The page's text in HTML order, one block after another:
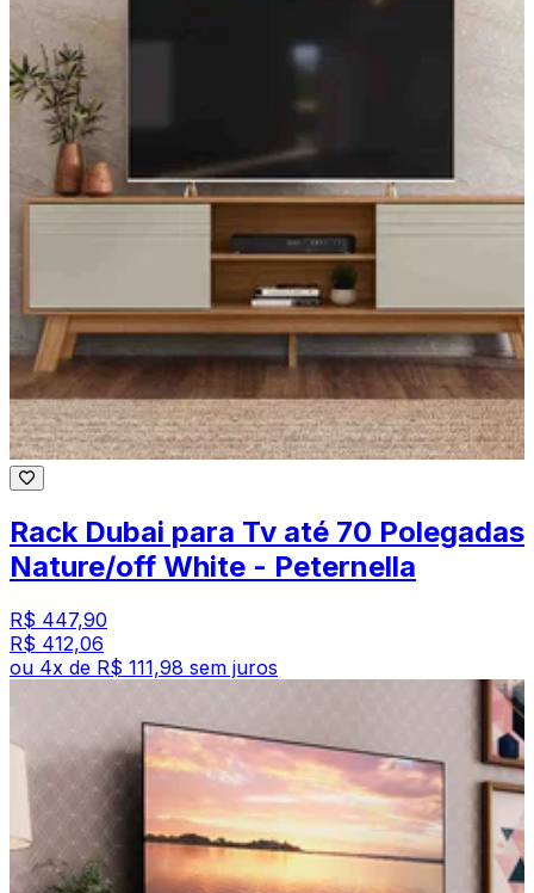
Rack Dubai para Tv até 70 Polegadas
Nature/off White - Peternella
R$ 447,90
R$ 412,06
ou 4x de R$ 111,98 sem juros